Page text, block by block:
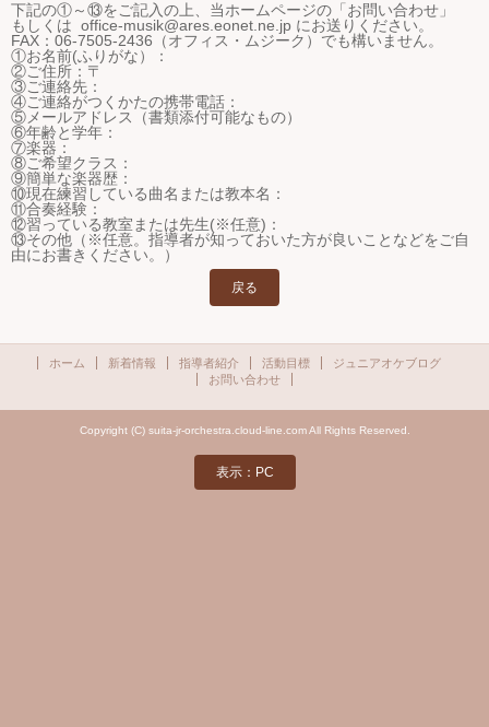
下記の①～⑬をご記入の上、当ホームページの「お問い合わせ」
もしくは office-musik@ares.eonet.ne.jp にお送りください。
FAX：06-7505-2436（オフィス・ムジーク）でも構いません。
①お名前(ふりがな）：
②ご住所：〒
③ご連絡先：
④ご連絡がつくかたの携帯電話：
⑤メールアドレス（書類添付可能なもの）
⑥年齢と学年：
⑦楽器：
⑧ご希望クラス：
⑨簡単な楽器歴：
⑩現在練習している曲名または教本名：
⑪合奏経験：
⑫習っている教室または先生(※任意) ：
⑬その他（※任意。指導者が知っておいた方が良いことなどをご自
由にお書きください。）
戻る
ホーム 新着情報 指導者紹介 活動目標
ジュニアオケブログ
お問い合わせ
Copyright (C) suita-jr-orchestra.cloud-line.com All Rights Reserved.
表示：PC